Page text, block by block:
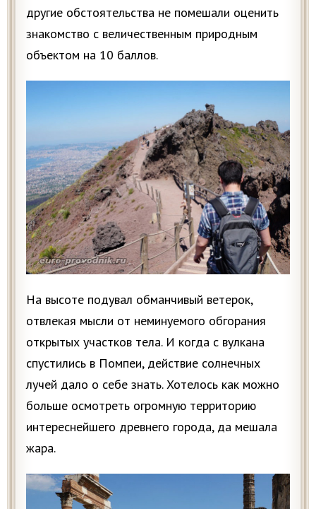
другие обстоятельства не помешали оценить
знакомство с величественным природным
объектом на 10 баллов.
На высоте подувал обманчивый ветерок,
отвлекая мысли от неминуемого обгорания
открытых участков тела. И когда с вулкана
спустились в Помпеи, действие солнечных
лучей дало о себе знать. Хотелось как можно
больше осмотреть огромную территорию
интереснейшего древнего города, да мешала
жара.